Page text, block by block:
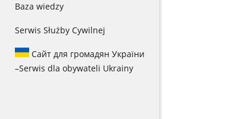
Baza wiedzy
Serwis Służby Cywilnej
Сайт для громадян України
–Serwis dla obywateli Ukrainy